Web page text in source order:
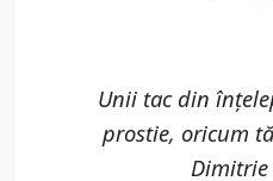
Unii tac din
prostie, oricum
Dimitrie